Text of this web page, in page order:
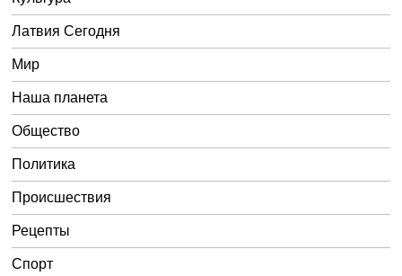
Латвия Сегодня
Мир
Наша планета
Общество
Политика
Происшествия
Рецепты
Спорт